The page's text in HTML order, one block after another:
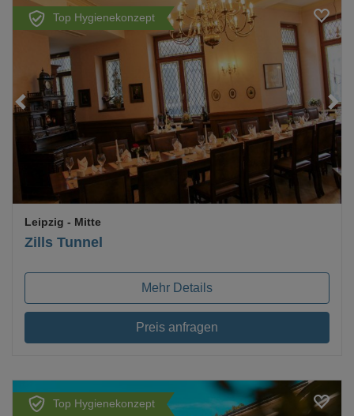
Top Hygienekonzept
Loading...
Zills Tunnel
Leipzig - Mitte
Mehr Details
Preis anfragen
Top Hygienekonzept